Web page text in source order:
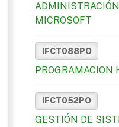
MICROSOFT
IFCT088PO
PROGRAMACION
IFCT052PO
GESTIÓN DE